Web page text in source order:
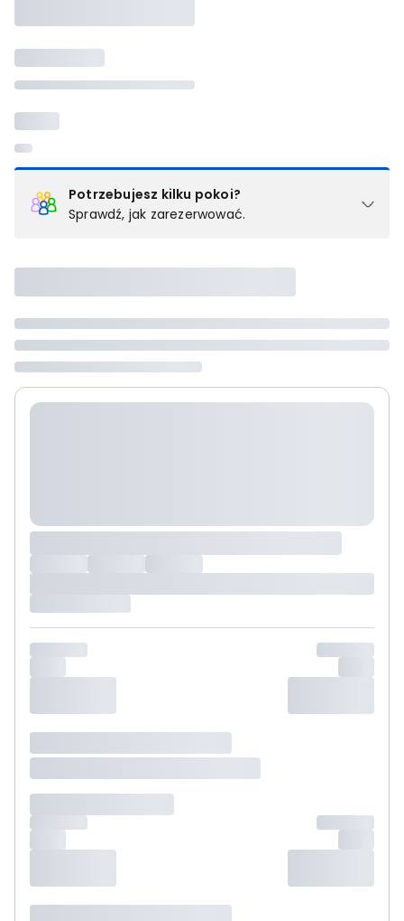
Potrzebujesz kilku pokoi?
Sprawdź, jak zarezerwować.
pokoju (lub apartamencie, willi itd.). Wybierz jedną z ofert z listy
i zarezerwuj ją. Zrób oddzielne rezerwacje dla każdego
kolejnego pokoju lubskontaktuj się z nami,by złożyć
zamówienie u naszego doradcy.
Maksymalna liczba uczestników
maksymalny limit dla 1 pokoju.